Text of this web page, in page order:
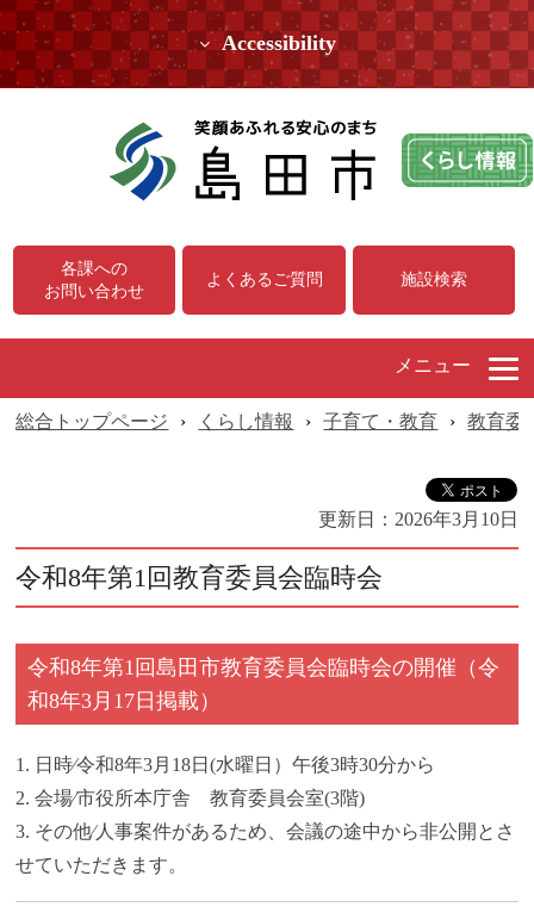
Accessibility
各課への
お問い合わせ
よくあるご質問 施設検索
メニュー
総合トップページ › くらし情報 › 子育て・教育 › 教育委
更新日： 2026年3月10日
令和8年第1回教育委員会臨時会
令和8年第1回島田市教育委員会臨時会の開催（令
和8年3月17日掲載）
1. 日時∕令和8年3月18日(水曜日）午後3時30分から
2. 会場∕市役所本庁舎 教育委員会室(3階)
3. その他∕人事案件があるため、会議の途中から非公開とさ
せていただきます。